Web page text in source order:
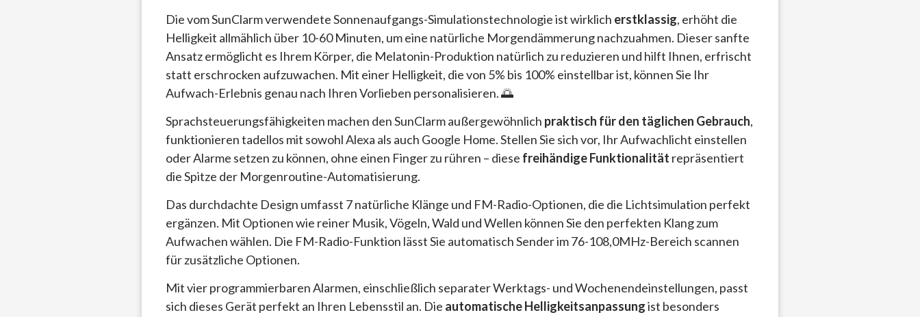
Die vom SunClarm verwendete Sonnenaufgangs-Simulationstechnologie ist wirklich erstklassig, erhöht die
Helligkeit allmählich über 10-60 Minuten, um eine natürliche Morgendämmerung nachzuahmen. Dieser sanfte
Ansatz ermöglicht es Ihrem Körper, die Melatonin-Produktion natürlich zu reduzieren und hilft Ihnen, erfrischt
statt erschrocken aufzuwachen. Mit einer Helligkeit, die von 5% bis 100% einstellbar ist, können Sie Ihr
Aufwach-Erlebnis genau nach Ihren Vorlieben personalisieren. 🌅
Sprachsteuerungsfähigkeiten machen den SunClarm außergewöhnlich praktisch für den täglichen Gebrauch,
funktionieren tadellos mit sowohl Alexa als auch Google Home. Stellen Sie sich vor, Ihr Aufwachlicht einstellen
oder Alarme setzen zu können, ohne einen Finger zu rühren – diese freihändige Funktionalität repräsentiert
die Spitze der Morgenroutine-Automatisierung.
Das durchdachte Design umfasst 7 natürliche Klänge und FM-Radio-Optionen, die die Lichtsimulation perfekt
ergänzen. Mit Optionen wie reiner Musik, Vögeln, Wald und Wellen können Sie den perfekten Klang zum
Aufwachen wählen. Die FM-Radio-Funktion lässt Sie automatisch Sender im 76-108,0MHz-Bereich scannen
für zusätzliche Optionen.
Mit vier programmierbaren Alarmen, einschließlich separater Werktags- und Wochenendeinstellungen, passt
sich dieses Gerät perfekt an Ihren Lebensstil an. Die automatische Helligkeitsanpassungist besonders